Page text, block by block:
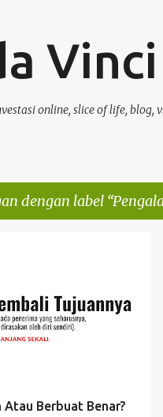
Vinci
online, slice of life, blog,
dengan label
Berbuat Benar?